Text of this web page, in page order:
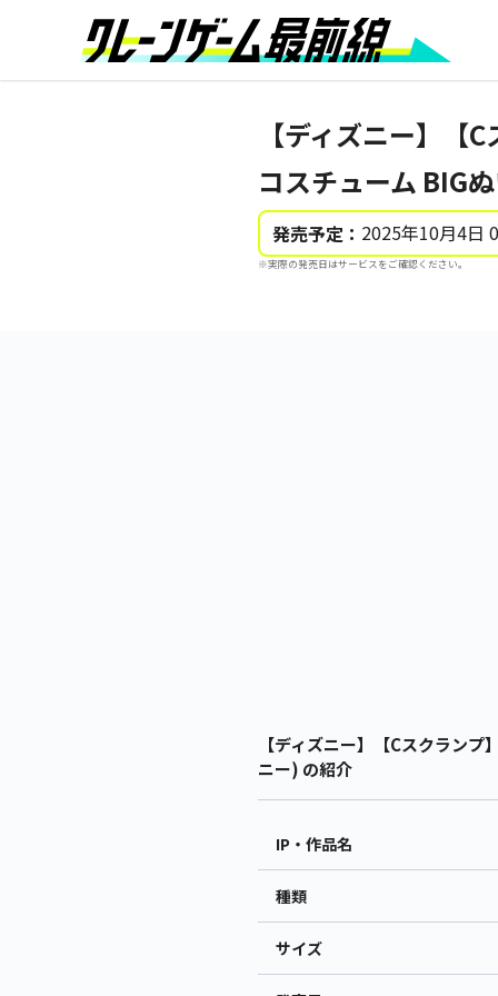
【ディズニー】【
コスチューム BIG
発売予定： 2025年10月4日
※実際の発売日はサービスをご確認ください。
【ディズニー】【Cスクラン
ニー) の紹介
IP・作品名
種類
サイズ